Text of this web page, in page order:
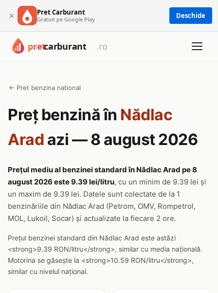
× Pret Carburant
Gratuit pe Google Play Deschide
← Pret benzina national
Preț benzină în Nădlac
Arad azi — 8 august 2026
Prețul mediu al benzinei standard în Nădlac Arad pe 8
august 2026 este 9.39 lei/litru, cu un minim de 9.39 lei și
un maxim de 9.39 lei. Datele sunt colectate de la 1
benzinăriile din Nădlac Arad (Petrom, OMV, Rompetrol,
MOL, Lukoil, Socar) și actualizate la fiecare 2 ore.
Prețul benzinei standard din Nădlac Arad este astăzi
<strong>9.39 RON/litru</strong>, similar cu media națională.
Motorina se găsește la <strong>10.59 RON/litru</strong>,
similar cu nivelul național.